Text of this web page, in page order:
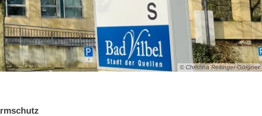
© Christina Reitinger-Görgner